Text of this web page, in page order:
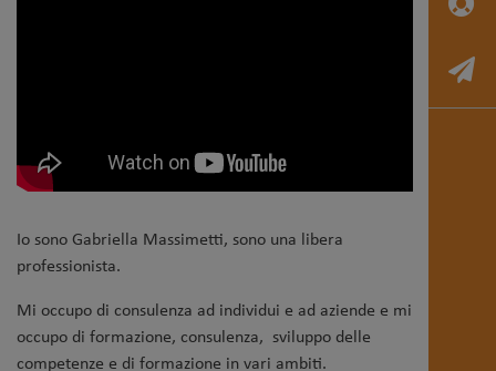
Io sono Gabriella Massimetti, sono una libera
professionista.
Mi occupo di consulenza ad individui e ad aziende e mi
occupo di formazione, consulenza, sviluppo delle
competenze e di formazione in vari ambiti.